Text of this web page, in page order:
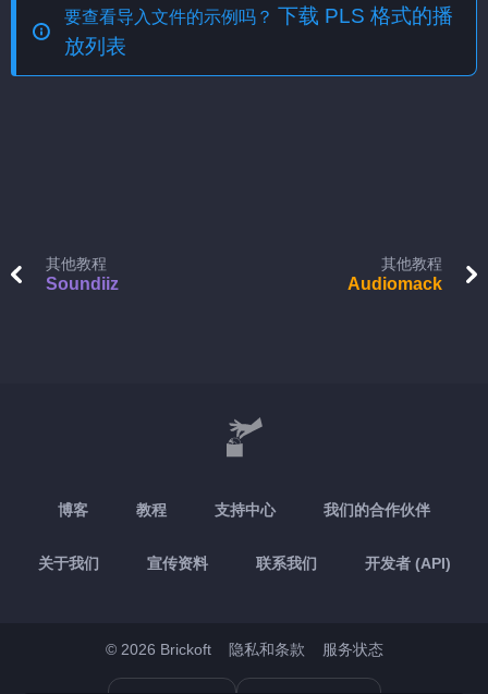
要查看导入文件的示例吗？ 下载 PLS 格式的播
放列表
其他教程
Soundiiz
其他教程
Audiomack
博客 教程 支持中心 我们的合作伙伴
关于我们 宣传资料 联系我们 开发者 (API)
© 2026 Brickoft 隐私和条款 服务状态